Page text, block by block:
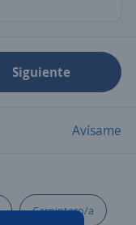
Siguiente
Avísame
Carpintero/a